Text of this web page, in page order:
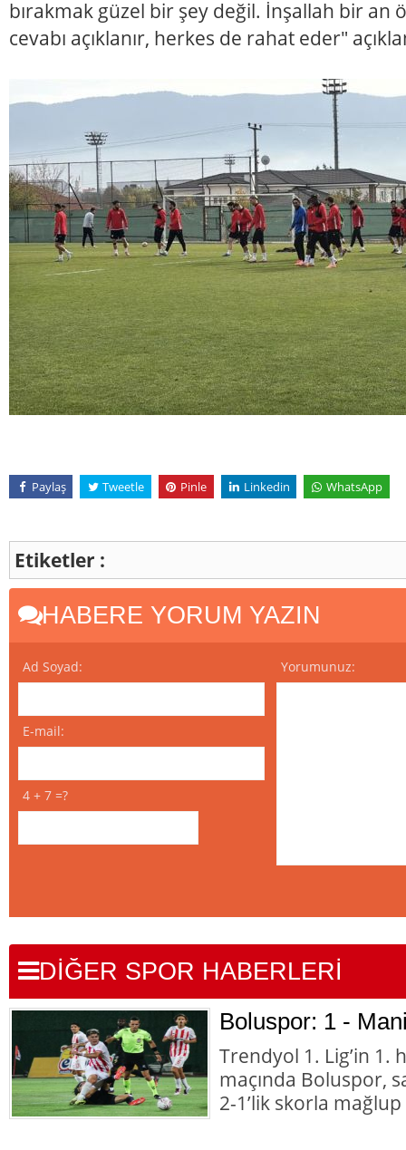
bırakmak güzel bir şey değil. İnşallah bir an
cevabı açıklanır, herkes de rahat eder"
Paylaş Tweetle Pinle Linkedin WhatsApp
Etiketler :
HABERE YORUM YAZIN
Ad Soyad:
E-mail:
4 + 7 =?
Yorumunuz:
DİĞER SPOR HABERLERİ
Boluspor: 1 -
Trendyol 1. Lig’in 1.
maçında Boluspor,
2-1’lik skorla